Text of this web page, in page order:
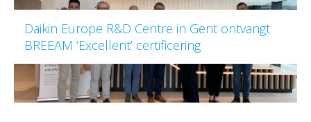
Daikin Europe R&D Centre in Gent ontvangt
BREEAM ‘Excellent’ certificering